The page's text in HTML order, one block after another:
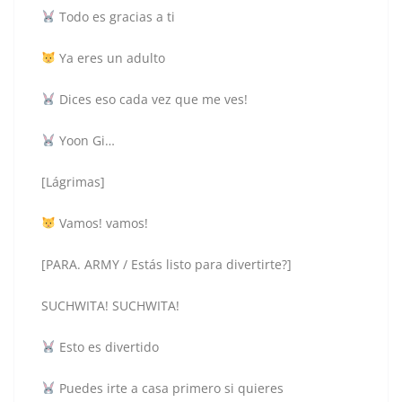
Todo es gracias a ti
Ya eres un adulto
Dices eso cada vez que me ves!
Yoon Gi…
[Lágrimas]
Vamos! vamos!
[PARA. ARMY / Estás listo para divertirte?]
SUCHWITA! SUCHWITA!
Esto es divertido
Puedes irte a casa primero si quieres